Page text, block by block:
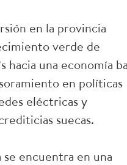
en la provincia
verde de
hacia una economía
en políticas
eléctricas y
suecas.
encuentra en una